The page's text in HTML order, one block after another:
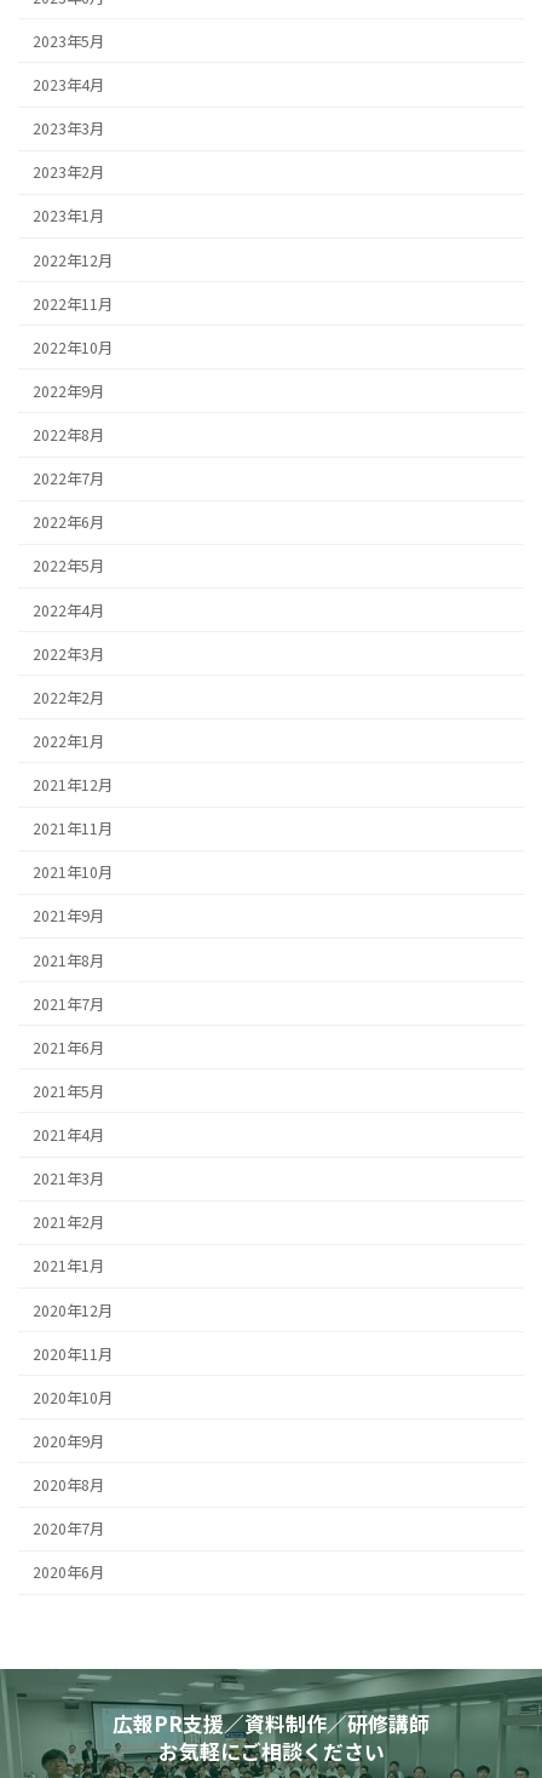
2023年5月
2023年4月
2023年3月
2023年2月
2023年1月
2022年12月
2022年11月
2022年10月
2022年9月
2022年8月
2022年7月
2022年6月
2022年5月
2022年4月
2022年3月
2022年2月
2022年1月
2021年12月
2021年11月
2021年10月
2021年9月
2021年8月
2021年7月
2021年6月
2021年5月
2021年4月
2021年3月
2021年2月
2021年1月
2020年12月
2020年11月
2020年10月
2020年9月
2020年8月
2020年7月
2020年6月
広報PR支援／資料制作／研修講師
お気軽にご相談ください